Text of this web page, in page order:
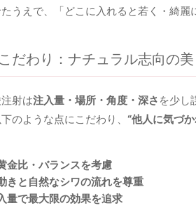
うえで、「どこに入れると若く・綺麗
だわり：ナチュラル志向の美
射は注入量・場所・角度・深さ を少し
のような点にこだわり、“他人に気づ
金比・バランスを考慮
きと自然なシワの流れを尊重
量で最大限の効果を追求